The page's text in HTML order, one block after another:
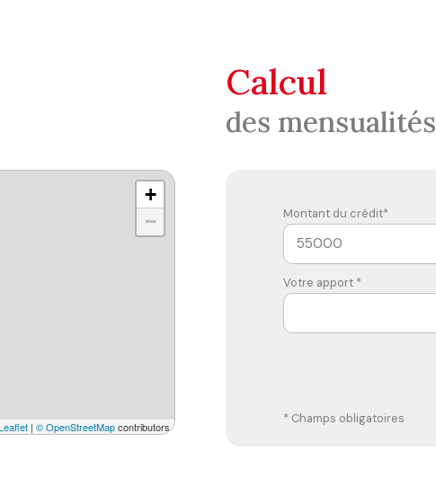
+
−
| © OpenStreetMapcontributors
calcul
des mensualités
Montant du crédit*
Votre apport *
* Champs obligatoires